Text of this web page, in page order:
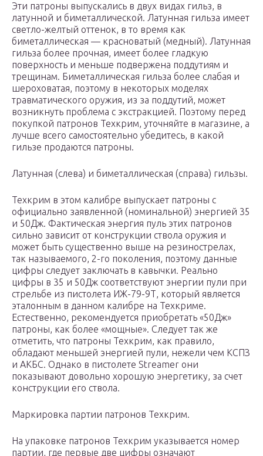
Эти патроны выпускались в двух видах гильз, в
латунной и биметаллической. Латунная гильза имеет
светло-желтый оттенок, в то время как
биметаллическая — красноватый (медный). Латунная
гильза более прочная, имеет более гладкую
поверхность и меньше подвержена поддутиям и
трещинам. Биметаллическая гильза более слабая и
шероховатая, поэтому в некоторых моделях
травматического оружия, из за поддутий, может
возникнуть проблема с экстракцией. Поэтому перед
покупкой патронов Техкрим, уточняйте в магазине, а
лучше всего самостоятельно убедитесь, в какой
гильзе продаются патроны.
Латунная (слева) и биметаллическая (справа) гильзы.
Техкрим в этом калибре выпускает патроны с
официально заявленной (номинальной) энергией 35
и 50Дж. Фактическая энергия пуль этих патронов
сильно зависит от конструкции ствола оружия и
может быть существенно выше на резинострелах,
так называемого, 2-го поколения, поэтому данные
цифры следует заключать в кавычки. Реально
цифры в 35 и 50Дж соответствуют энергии пули при
стрельбе из пистолета ИЖ-79-9Т, который является
эталонным в данном калибре на Техкриме.
Естественно, рекомендуется приобретать «50Дж»
патроны, как более «мощные». Следует так же
отметить, что патроны Техкрим, как правило,
обладают меньшей энергией пули, нежели чем КСПЗ
и АКБС. Однако в пистолете Streamer они
показывают довольно хорошую энергетику, за счет
конструкции его ствола.
Маркировка партии патронов Техкрим.
На упаковке патронов Техкрим указывается номер
партии, где первые две цифры означают